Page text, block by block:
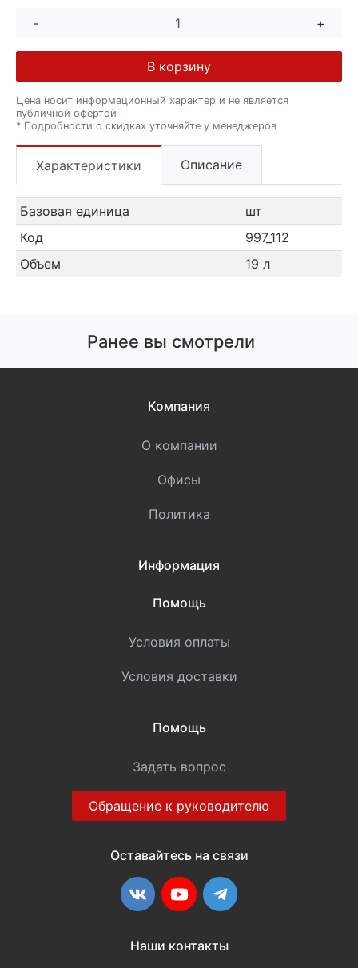
- +
В корзину
Цена носит информационный характер и не является
публичной офертой
* Подробности о скидках уточняйте у менеджеров
Характеристики Описание
Базовая единица
шт
Код
997_112
Объем
19 л
Ранее вы смотрели
Компания
О компании
Офисы
Политика
Информация
Помощь
Условия оплаты
Условия доставки
Помощь
Задать вопрос
Обращение к руководителю
Оставайтесь на связи
ВКонтакте
YouTubeTelegram
Наши контакты